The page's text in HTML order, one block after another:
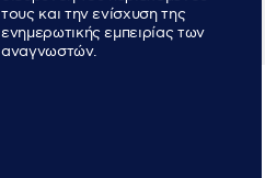
τους και την ενίσχυση της
ενημερωτικής εμπειρίας των
αναγνωστών.